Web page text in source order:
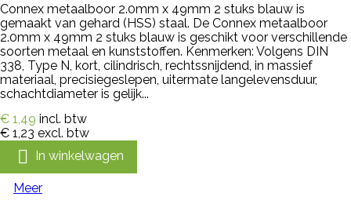
Connex metaalboor 2.0mm x 49mm 2 stuks blauw is
gemaakt van gehard (HSS) staal. De Connex metaalboor
2.0mm x 49mm 2 stuks blauw is geschikt voor verschillende
soorten metaal en kunststoffen. Kenmerken: Volgens DIN
338, Type N, kort, cilindrisch, rechtssnijdend, in massief
materiaal, precisiegeslepen, uitermate langelevensduur,
schachtdiameter is gelijk...
€ 1,49 incl. btw
€ 1,23 excl. btw
 In winkelwagen
Meer